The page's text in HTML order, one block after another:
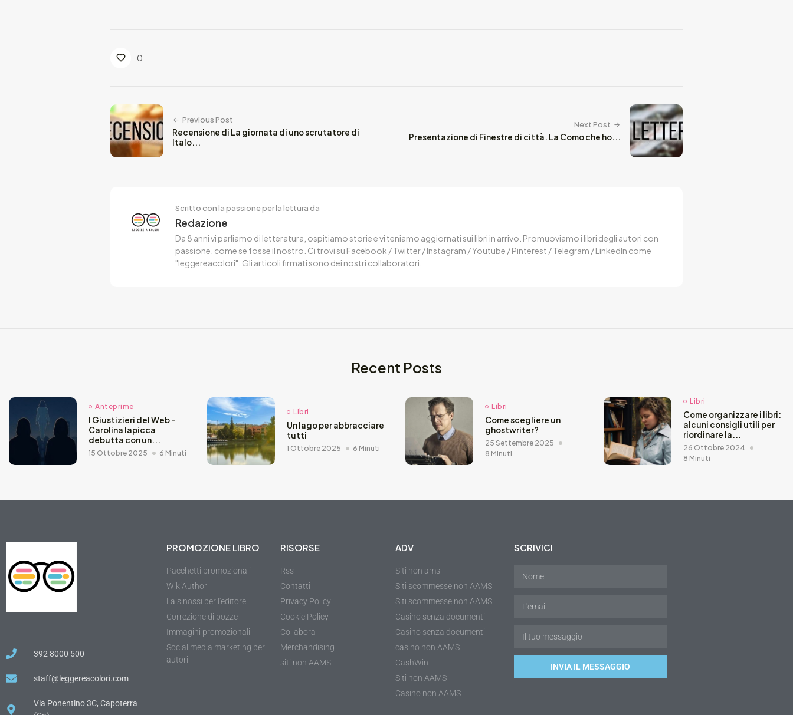
0
Previous Post
Recensione di La giornata di uno scrutatore di
Italo...
Next Post
Presentazione di Finestre di città. La Como che ho...
Scritto con la passione per la lettura da
Redazione
Da 8 anni vi parliamo di letteratura, ospitiamo storie e vi teniamo aggiornati sui libri in arrivo. Promuoviamo i libri degli autori con
passione, come se fosse il nostro. Ci trovi su Facebook / Twitter / Instagram / Youtube / Pinterest / Telegram / LinkedIn come
"leggereacolori". Gli articoli firmati sono dei nostri collaboratori.
Recent Posts
Anteprime
I Giustizieri del Web –
Carolina Iapicca
debutta con un...
15 Ottobre 2025 6 Minuti
Libri
Un lago per abbracciare
tutti
1 Ottobre 2025 6 Minuti
Libri
Come scegliere un
ghostwriter?
25 Settembre 2025
8 Minuti
Libri
Come organizzare i libri:
alcuni consigli utili per
riordinare la...
26 Ottobre 2024
8 Minuti
392 8000 500
staff@leggereacolori.com
Via Ponentino 3C, Capoterra
PROMOZIONE LIBRO
Pacchetti promozionali
WikiAuthor
La sinossi per l'editore
Correzione di bozze
Immagini promozionali
Social media marketing per
autori
RISORSE
Rss
Contatti
Privacy Policy
Cookie Policy
Collabora
Merchandising
siti non AAMS
ADV
Siti non ams
Siti scommesse non AAMS
Siti scommesse non AAMS
Casino senza documenti
Casino senza documenti
casino non AAMS
CashWin
Siti non AAMS
Casino non AAMS
SCRIVICI
INVIA IL MESSAGGIO